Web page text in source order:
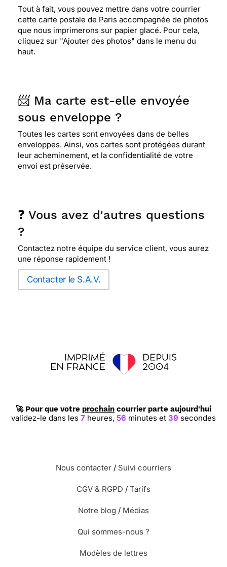
Tout à fait, vous pouvez mettre dans votre courrier
cette carte postale de Paris accompagnée de photos
que nous imprimerons sur papier glacé. Pour cela,
cliquez sur "Ajouter des photos" dans le menu du
haut.
📨 Ma carte est-elle envoyée
sous enveloppe ?
Toutes les cartes sont envoyées dans de belles
enveloppes. Ainsi, vos cartes sont protégées durant
leur acheminement, et la confidentialité de votre
envoi est préservée.
❓ Vous avez d'autres questions
?
Contactez notre équipe du service client, vous aurez
une réponse rapidement !
Contacter le S.A.V.
🚀 Pour que votre prochain courrier parte aujourd'hui
validez-le dans les 7 heures, 56 minutes et 39 secondes
Nous contacter / Suivi courriers
CGV & RGPD / Tarifs
Notre blog / Médias
Qui sommes-nous ?
Modèles de lettres